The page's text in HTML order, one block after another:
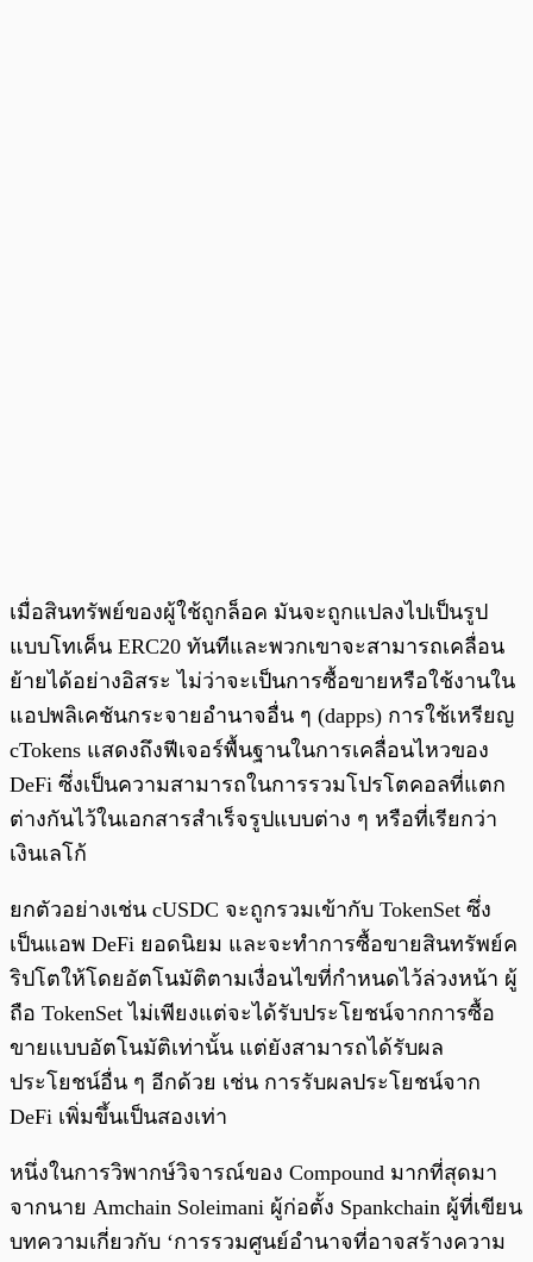
เมื่อสินทรัพย์ของผู้ใช้ถูกล็อค มันจะถูกแปลงไปเป็นรูป
แบบโทเค็น ERC20 ทันทีและพวกเขาจะสามารถเคลื่อน
ย้ายได้อย่างอิสระ ไม่ว่าจะเป็นการซื้อขายหรือใช้งานใน
แอปพลิเคชันกระจายอำนาจอื่น ๆ (dapps) การใช้เหรียญ
cTokens แสดงถึงฟีเจอร์พื้นฐานในการเคลื่อนไหวของ
DeFi ซึ่งเป็นความสามารถในการรวมโปรโตคอลที่แตก
ต่างกันไว้ในเอกสารสำเร็จรูปแบบต่าง ๆ หรือที่เรียกว่า
เงินเลโก้
ยกตัวอย่างเช่น cUSDC จะถูกรวมเข้ากับ TokenSet ซึ่ง
เป็นแอพ DeFi ยอดนิยม และจะทำการซื้อขายสินทรัพย์ค
ริปโตให้โดยอัตโนมัติตามเงื่อนไขที่กำหนดไว้ล่วงหน้า ผู้
ถือ TokenSet ไม่เพียงแต่จะได้รับประโยชน์จากการซื้อ
ขายแบบอัตโนมัติเท่านั้น แต่ยังสามารถได้รับผล
ประโยชน์อื่น ๆ อีกด้วย เช่น การรับผลประโยชน์จาก
DeFi เพิ่มขึ้นเป็นสองเท่า
หนึ่งในการวิพากษ์วิจารณ์ของ Compound มากที่สุดมา
จากนาย Amchain Soleimani ผู้ก่อตั้ง Spankchain ผู้ที่เขียน
บทความเกี่ยวกับ ‘การรวมศูนย์อำนาจที่อาจสร้างความ